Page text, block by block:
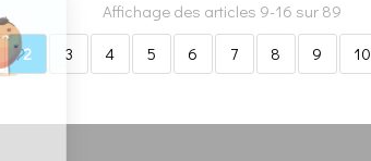
Affichage des articles 9-16 sur 89
2 3 4 5 6 7 8 9 10